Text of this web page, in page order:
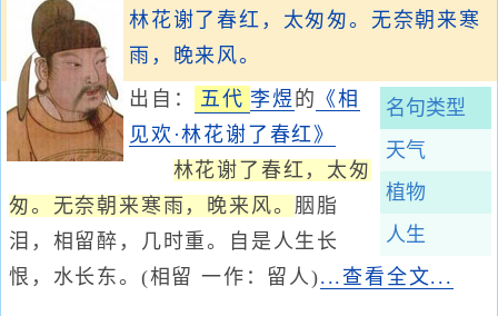
林花谢了春红，太匆匆。无奈朝来寒
雨，晚来风。
名句类型
天气
植物
人生
出自： 五代 李煜 的 《相
见欢·林花谢了春红》
林花谢了春红，太匆
匆。无奈朝来寒雨，晚来风。胭脂
泪，相留醉，几时重。自是人生长
恨，水长东。(相留 一作：留人)...查看全文...